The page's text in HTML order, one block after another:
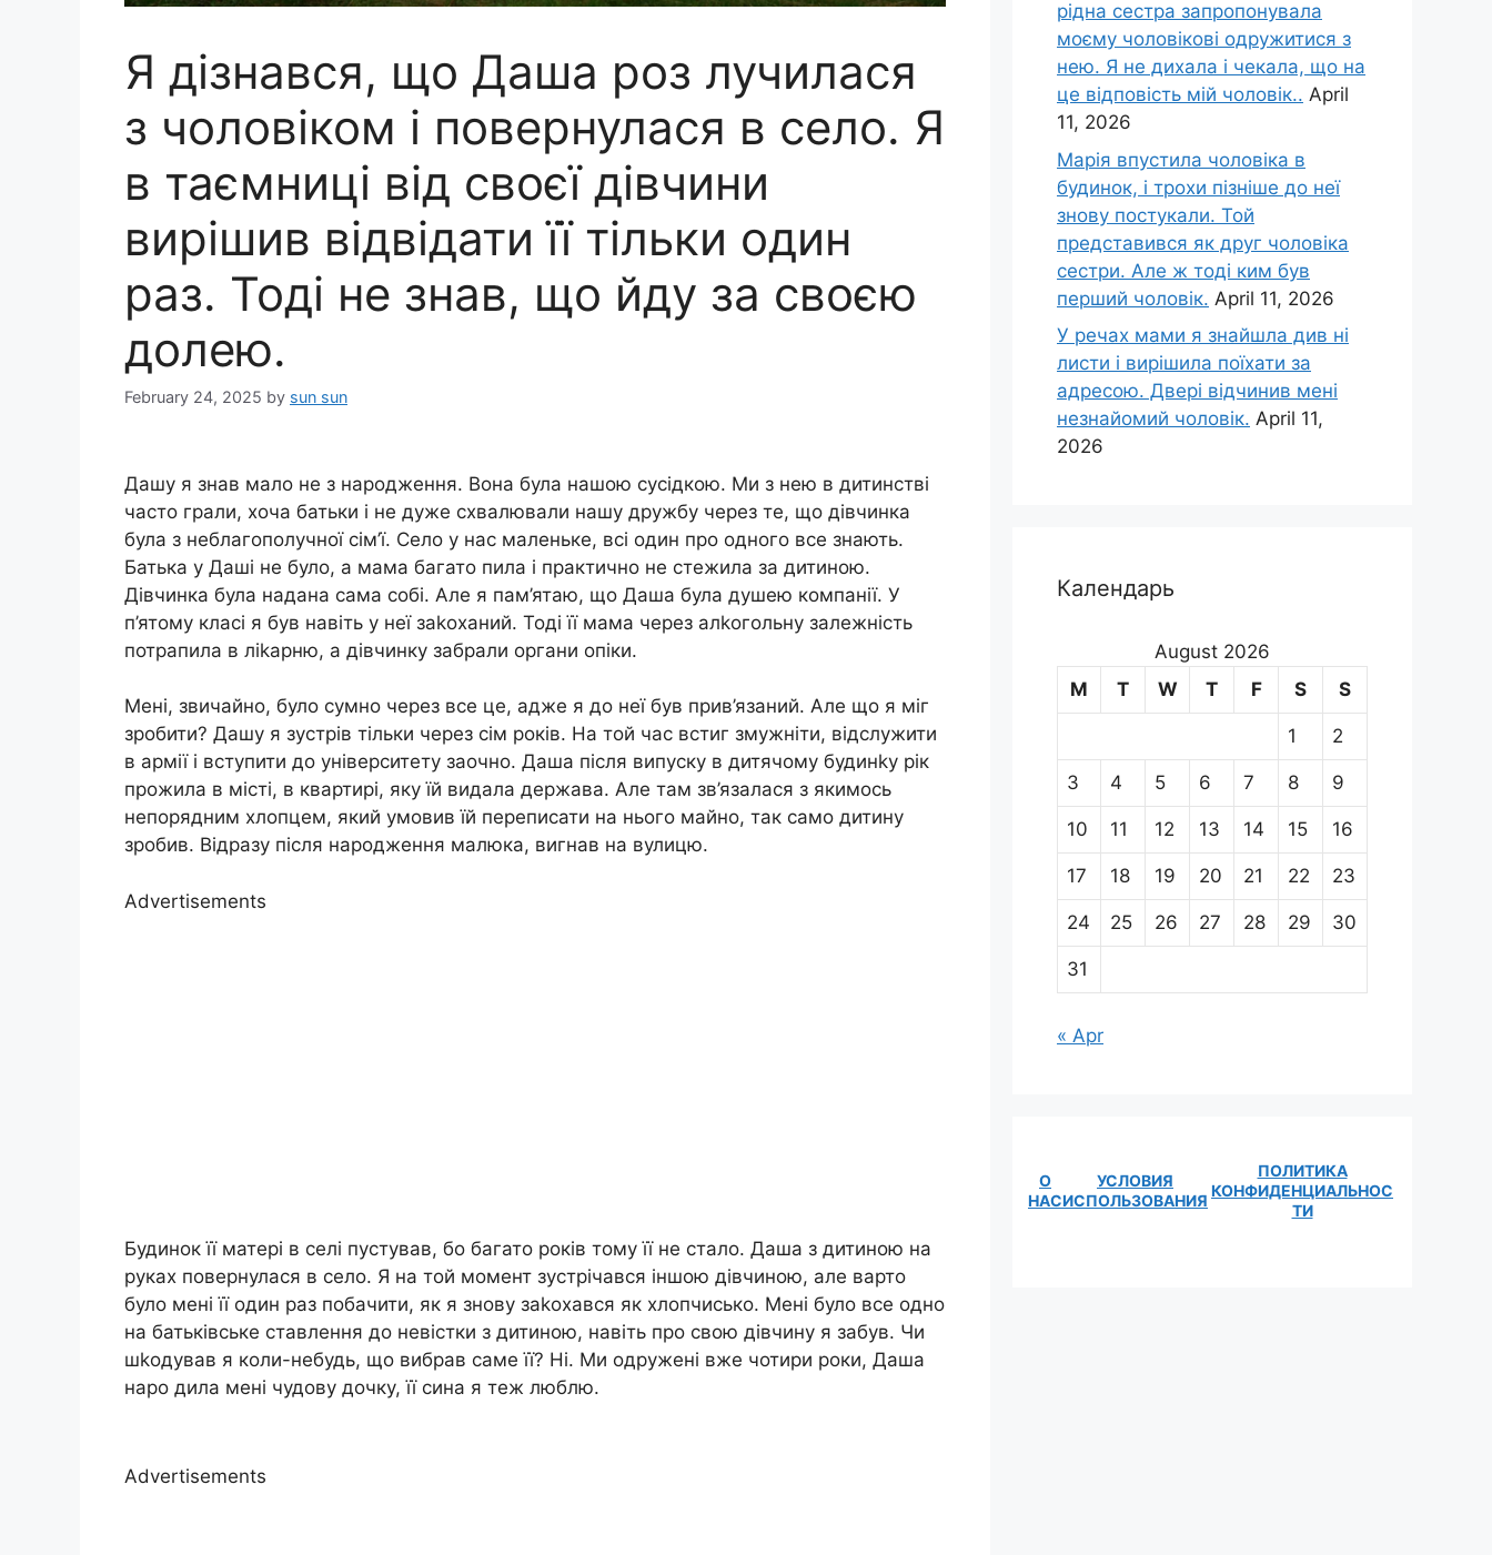
Я дізнався, що Даша роз лучилася
з чоловіком і повернулася в село. Я
в таємниці від своєї дівчини
вирішив відвідати її тільки один
раз. Тоді не знав, що йду за своєю
долею.
February 24, 2025 by sun sun
Дашу я знав мало не з народження. Вона була нашою сусідкою. Ми з нею в дитинстві
часто грали, хоча батьки і не дуже схвалювали нашу дружбу через те, що дівчинка
була з неблагополучної сім’ї. Село у нас маленьке, всі один про одного все знають.
Батька у Даші не було, а мама багато пила і практично не стежила за дитиною.
Дівчинка була надана сама собі. Але я пам’ятаю, що Даша була душею компанії. У
п’ятому класі я був навіть у неї заkоханий. Тоді її мама через алkогольну залежність
потрапила в ліkарню, а дівчинку забрали органи опіки.
Мені, звичайно, було сумно через все це, адже я до неї був прив’язаний. Але що я міг
зробити? Дашу я зустрів тільки через сім років. На той час встиг змужніти, відслужити
в армії і вступити до університету заочно. Даша після випуску в дитячому будинkу рік
прожила в місті, в квартирі, яку їй видала держава. Але там зв’язалася з якимось
непорядним хлопцем, який умовив їй переписати на нього майно, так само дитину
зробив. Відразу після народження малюка, вигнав на вулицю.
Advertisements
Будинок її матері в селі пустував, бо багато років тому її не стало. Даша з дитиною на
руках повернулася в село. Я на той момент зустрічався іншою дівчиною, але варто
було мені її один раз побачити, як я знову заkохався як хлопчисько. Мені було все одно
на батьківське ставлення до невістки з дитиною, навіть про свою дівчину я забув. Чи
шkодував я коли-небудь, що вибрав саме її? Ні. Ми одружені вже чотири роки, Даша
наро дила мені чудову дочку, її сина я теж люблю.
Advertisements
рідна сестра запропонувала
моєму чоловікові одружитися з
нею. Я не дихала і чекала, що на
це відповість мій чоловік.. April
11, 2026
Марія впустила чоловіка в
будинок, і трохи пізніше до неї
знову постукали. Той
представився як друг чоловіка
сестри. Але ж тоді ким був
перший чоловік. April 11, 2026
У речах мами я знайшла див ні
листи і вирішила поїхати за
адресою. Двері відчинив мені
незнайомий чоловік. April 11,
2026
Календарь
August 2026
M
T W T F S S
1 2
3 4 5 6 7 8 9
10 11 12 13 14 15 16
17 18 19 20 21 22 23
24 25 26 27 28 29 30
31
« Apr
О
НАС
УСЛОВИЯ
ИСПОЛЬЗОВАНИЯ
ПОЛИТИКА
КОНФИДЕНЦИАЛЬНОС
ТИ